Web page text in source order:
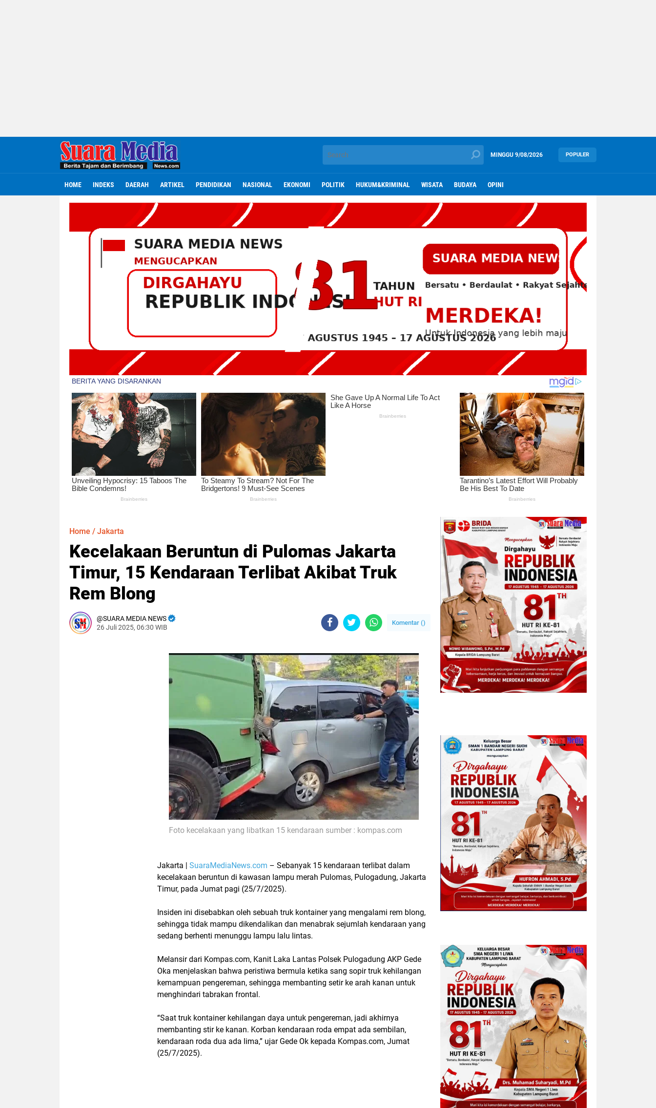
MINGGU 9/08/2026 POPULER
HOME INDEKS DAERAH ARTIKEL PENDIDIKAN NASIONAL EKONOMI POLITIK HUKUM&KRIMINAL WISATA BUDAYA OPINI
Home / Jakarta
Kecelakaan Beruntun di Pulomas Jakarta
Timur, 15 Kendaraan Terlibat Akibat Truk
Rem Blong
SUARA MEDIA NEWS
26 Juli 2025, 06:30 WIB
Komentar ()
Foto kecelakaan yang libatkan 15 kendaraan sumber : kompas.com
Jakarta | SuaraMediaNews.com – Sebanyak 15 kendaraan terlibat dalam
kecelakaan beruntun di kawasan lampu merah Pulomas, Pulogadung, Jakarta
Timur, pada Jumat pagi (25/7/2025).
Insiden ini disebabkan oleh sebuah truk kontaineryang mengalami rem blong,
sehingga tidak mampu dikendalikan dan menabrak sejumlah kendaraan yang
sedang berhenti menunggu lampu lalu lintas.
Melansir dari Kompas.com, Kanit Laka Lantas Polsek Pulogadung AKP Gede
Oka menjelaskan bahwa peristiwa bermula ketika sang sopir truk kehilangan
kemampuan pengereman, sehingga membanting setir ke arah kanan untuk
menghindari tabrakan frontal.
“Saat truk kontainer kehilangan daya untuk pengereman, jadi akhirnya
membanting stir ke kanan. Korban kendaraan roda empat ada sembilan,
kendaraan roda dua ada lima,” ujar Gede Ok kepada Kompas.com, Jumat
(25/7/2025).